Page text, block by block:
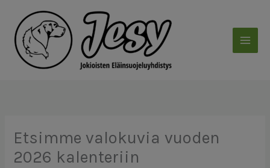
sisältöön
Etsimme valokuvia vuoden
2026 kalenteriin